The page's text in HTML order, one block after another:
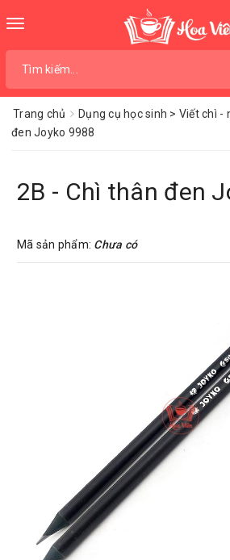
Toggle
Trang chủ Dụng cụ học sinh > Viết chì -
đen Joyko 9988
2B - Chì thân đen
Mã sản phẩm: Chưa có